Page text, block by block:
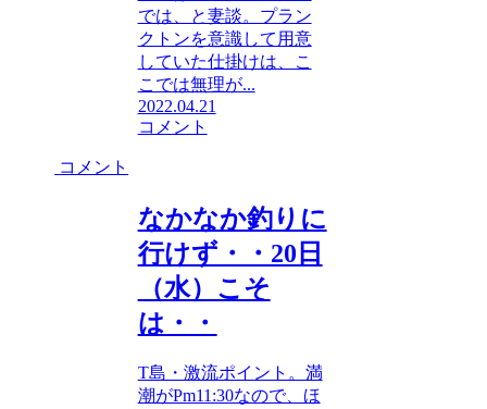
では、と妻談。プラン
クトンを意識して用意
していた仕掛けは、こ
こでは無理が...
2022.04.21
コメント
コメント
なかなか釣りに
行けず・・20日
（水）こそ
は・・
T島・激流ポイント。満
潮がPm11:30なので、ほ